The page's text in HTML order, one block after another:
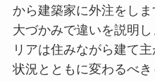
から建築家に外注をしま
大づかみで違いを説明
リアは住みながら建て
状況とともに変わるべ